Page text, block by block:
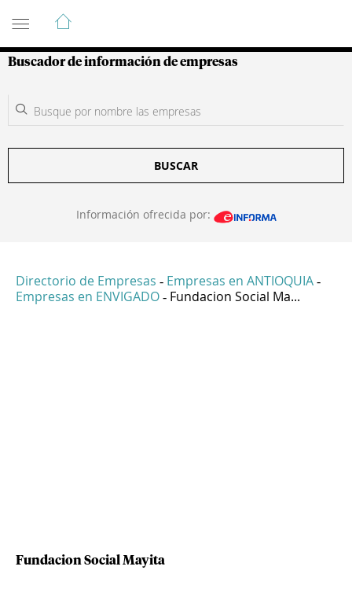
Guía de Empresas Colombianas
Buscador de información de empresas
BUSCAR
Información ofrecida por:
Directorio de Empresas - Empresas en ANTIOQUIA -
Empresas en ENVIGADO - Fundacion Social Ma...
Fundacion Social Mayita